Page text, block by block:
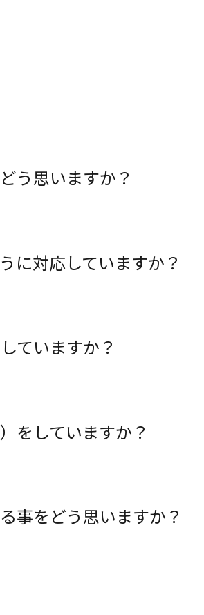
う思いますか？
に対応していますか？
ていますか？
をしていますか？
事をどう思いますか？